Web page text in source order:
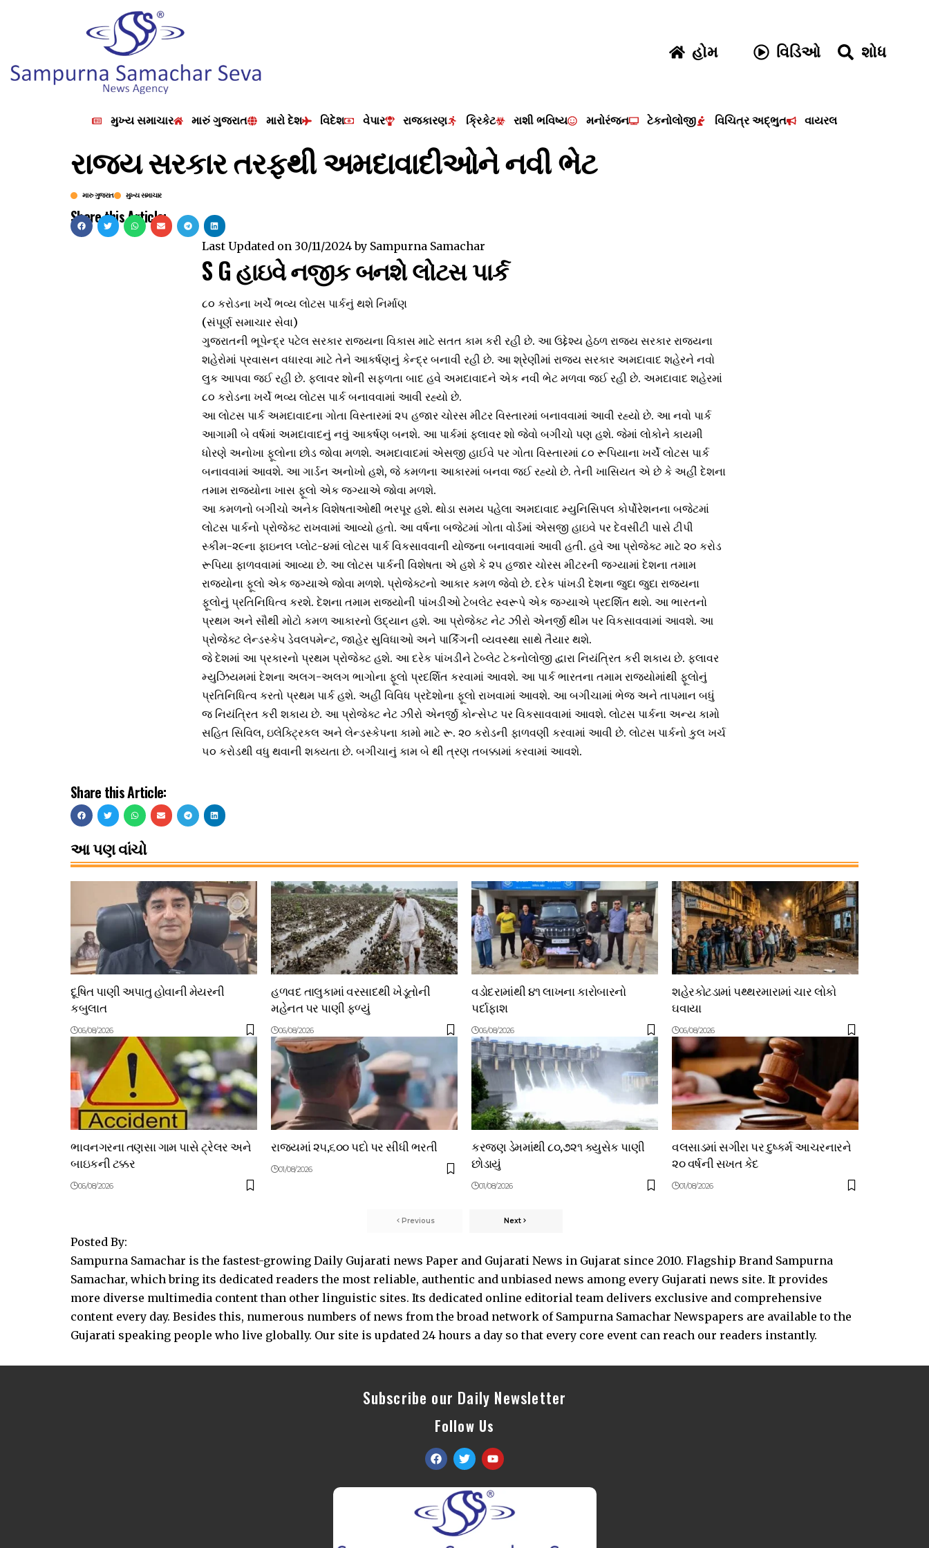
હોમ વિડિઓ શોધ
મુખ્ય સમાચાર મારું ગુજરાત મારો દેશ વિદેશ વેપાર રાજકારણ ક્રિકેટ રાશી ભવિષ્ય મનોરંજન ટેકનોલોજી વિચિત્ર અદ્ભુત વાયરલ
રાજ્ય સરકાર તરફથી અમદાવાદીઓને નવી ભેટ
મારુ ગુજરાત મુખ્ય સમાચાર
Share this Article:
Last Updated on 30/11/2024by Sampurna Samachar
S G હાઇવે નજીક બનશે લોટસ પાર્ક
૮૦ કરોડના ખર્ચે ભવ્ય લોટસ પાર્કનું થશે નિર્માણ
(સંપૂર્ણ સમાચાર સેવા)
ગુજરાતની ભૂપેન્દ્ર પટેલ સરકાર રાજ્યના વિકાસ માટે સતત કામ કરી રહી છે. આ ઉદ્દેશ્ય હેઠળ રાજ્ય સરકાર રાજ્યના
શહેરોમાં પ્રવાસન વધારવા માટે તેને આકર્ષણનું કેન્દ્ર બનાવી રહી છે. આ શ્રેણીમાં રાજ્ય સરકાર અમદાવાદ શહેરને નવો
લુક આપવા જઈ રહી છે. ફ્લાવર શોની સફળતા બાદ હવે અમદાવાદને એક નવી ભેટ મળવા જઈ રહી છે. અમદાવાદ શહેરમાં
૮૦ કરોડના ખર્ચે ભવ્ય લોટસ પાર્ક બનાવવામાં આવી રહ્યો છે.
આ લોટસ પાર્ક અમદાવાદના ગોતા વિસ્તારમાં ૨૫ હજાર ચોરસ મીટર વિસ્તારમાં બનાવવામાં આવી રહ્યો છે. આ નવો પાર્ક
આગામી બે વર્ષમાં અમદાવાદનું નવું આકર્ષણ બનશે. આ પાર્કમાં ફ્લાવર શો જેવો બગીચો પણ હશે. જેમાં લોકોને કાયમી
ધોરણે અનોખા ફૂલોના છોડ જોવા મળશે. અમદાવાદમાં એસજી હાઈવે પર ગોતા વિસ્તારમાં ૮૦ રૂપિયાના ખર્ચે લોટસ પાર્ક
બનાવવામાં આવશે. આ ગાર્ડન અનોખો હશે, જે કમળના આકારમાં બનવા જઈ રહ્યો છે. તેની ખાસિયત એ છે કે અહીં દેશના
તમામ રાજ્યોના ખાસ ફૂલો એક જગ્યાએ જોવા મળશે.
આ કમળનો બગીચો અનેક વિશેષતાઓથી ભરપૂર હશે. થોડા સમય પહેલા અમદાવાદ મ્યુનિસિપલ કોર્પોરેશનના બજેટમાં
લોટસ પાર્કનો પ્રોજેક્ટ રાખવામાં આવ્યો હતો. આ વર્ષના બજેટમાં ગોતા વોર્ડમાં એસજી હાઇવે પર દેવસીટી પાસે ટીપી
સ્કીમ-૨૯ના ફાઇનલ પ્લોટ-૪માં લોટસ પાર્ક વિકસાવવાની યોજના બનાવવામાં આવી હતી. હવે આ પ્રોજેક્ટ માટે ૨૦ કરોડ
રૂપિયા ફાળવવામાં આવ્યા છે. આ લોટસ પાર્કની વિશેષતા એ હશે કે ૨૫ હજાર ચોરસ મીટરની જગ્યામાં દેશના તમામ
રાજ્યોના ફૂલો એક જગ્યાએ જોવા મળશે. પ્રોજેક્ટનો આકાર કમળ જેવો છે. દરેક પાંખડી દેશના જુદા જુદા રાજ્યના
ફૂલોનું પ્રતિનિધિત્વ કરશે. દેશના તમામ રાજ્યોની પાંખડીઓ ટેબલેટ સ્વરૂપે એક જગ્યાએ પ્રદર્શિત થશે. આ ભારતનો
પ્રથમ અને સૌથી મોટો કમળ આકારનો ઉદ્યાન હશે. આ પ્રોજેક્ટ નેટ ઝીરો એનર્જી થીમ પર વિકસાવવામાં આવશે. આ
પ્રોજેક્ટ લેન્ડસ્કેપ ડેવલપમેન્ટ, જાહેર સુવિધાઓ અને પાર્કિંગની વ્યવસ્થા સાથે તૈયાર થશે.
જે દેશમાં આ પ્રકારનો પ્રથમ પ્રોજેક્ટ હશે. આ દરેક પાંખડીને ટેબ્લેટ ટેકનોલોજી દ્વારા નિયંત્રિત કરી શકાય છે. ફ્લાવર
મ્યુઝિયમમાં દેશના અલગ-અલગ ભાગોના ફૂલો પ્રદર્શિત કરવામાં આવશે. આ પાર્ક ભારતના તમામ રાજ્યોમાંથી ફૂલોનું
પ્રતિનિધિત્વ કરતો પ્રથમ પાર્ક હશે. અહીં વિવિધ પ્રદેશોના ફૂલો રાખવામાં આવશે. આ બગીચામાં ભેજ અને તાપમાન બધું
જ નિયંત્રિત કરી શકાય છે. આ પ્રોજેક્ટ નેટ ઝીરો એનર્જી કોન્સેપ્ટ પર વિકસાવવામાં આવશે. લોટસ પાર્કના અન્ય કામો
સહિત સિવિલ, ઇલેક્ટ્રિકલ અને લેન્ડસ્કેપના કામો માટે રૂ. ૨૦ કરોડની ફાળવણી કરવામાં આવી છે. લોટસ પાર્કનો કુલ ખર્ચ
૫૦ કરોડથી વધુ થવાની શક્યતા છે. બગીચાનું કામ બે થી ત્રણ તબક્કામાં કરવામાં આવશે.
Share this Article:
આ પણ વાંચો
દૂષિત પાણી અપાતુ હોવાની મેયરની
કબુલાત
06/08/2026
હળવદ તાલુકામાં વરસાદથી ખેડૂતોની
મહેનત પર પાણી ફળ્યું
06/08/2026
વડોદરામાંથી ૪૧ લાખના કારોબારનો
પર્દાફાશ
06/08/2026
શહેરકોટડામાં પથ્થરમારામાં ચાર લોકો
ઘવાયા
06/08/2026
ભાવનગરના તણસા ગામ પાસે ટ્રેલર અને
બાઇકની ટક્કર
06/08/2026
રાજ્યમાં ૨૫,૬૦૦ પદો પર સીધી ભરતી
01/08/2026
કરજણ ડેમમાંથી ૮૦,૭૨૧ ક્યુસેક પાણી
છોડાયું
01/08/2026
વલસાડમાં સગીરા પર દુષ્કર્મ આચરનારને
૨૦ વર્ષની સખત કેદ
01/08/2026
Previous Next
Posted By:
Sampurna Samachar is the fastest-growing Daily Gujarati news Paper and Gujarati News in Gujarat since 2010. Flagship Brand Sampurna
Samachar, which bring its dedicated readers the most reliable, authentic and unbiased news among every Gujarati news site. It provides
more diverse multimedia content than other linguistic sites. Its dedicated online editorial team delivers exclusive and comprehensive
content every day. Besides this, numerous numbers of news from the broad network of Sampurna Samachar Newspapers are available to the
Gujarati speaking people who live globally. Our site is updated 24 hours a day so that every core event can reach our readers instantly.
Subscribe our Daily Newsletter
Follow Us